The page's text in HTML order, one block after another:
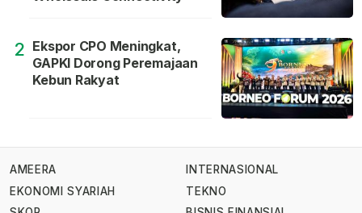
2 Ekspor CPO Meningkat,
GAPKI Dorong Peremajaan
Kebun Rakyat
AMEERA
EKONOMI SYARIAH
INTERNASIONAL
TEKNO